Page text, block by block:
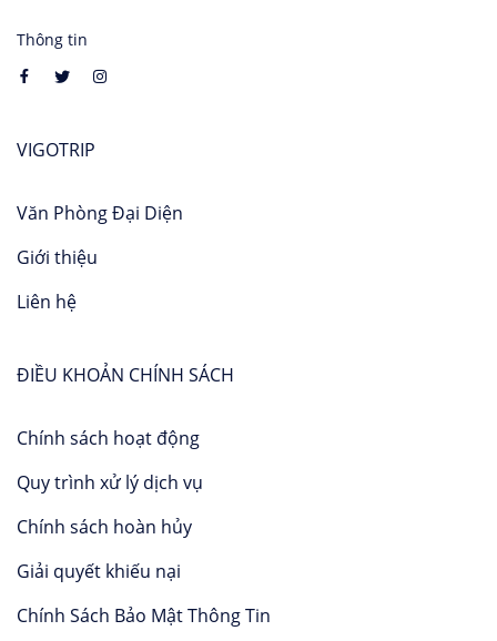
Thông tin
VIGOTRIP
Văn Phòng Đại Diện
Giới thiệu
Liên hệ
ĐIỀU KHOẢN CHÍNH SÁCH
Chính sách hoạt động
Quy trình xử lý dịch vụ
Chính sách hoàn hủy
Giải quyết khiếu nại
Chính Sách Bảo Mật Thông Tin